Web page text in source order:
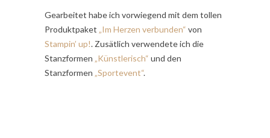
Gearbeitet habe ich vorwiegend mit dem tollen
Produktpaket „Im Herzen verbunden“ von
Stampin’ up!. Zusätlich verwendete ich die
Stanzformen „Künstlerisch“ und den
Stanzformen „Sportevent“.